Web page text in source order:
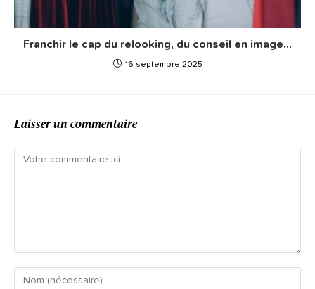
Franchir le cap du relooking, du conseil en image…
16 septembre 2025
Laisser un commentaire